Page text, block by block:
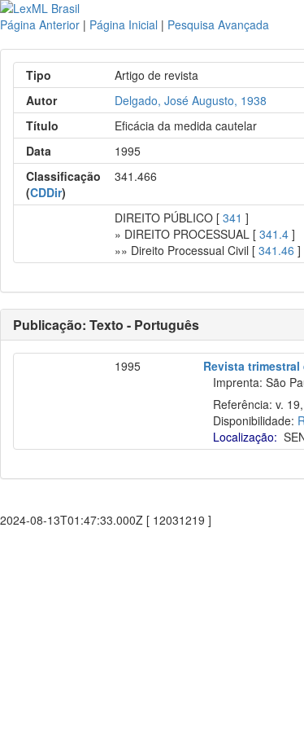
Página Anterior | Página Inicial | Pesquisa Avançada
Tipo
Artigo de revista
Autor
Delgado, José Augusto, 1938
Título
Eficácia da medida cautelar
Data
1995
Classificação
(CDDir)
341.466
DIREITO PÚBLICO [341 ]
» DIREITO PROCESSUAL [341.4 ]
»» Direito Processual Civil [341.46 ]
Publicação: Texto - Português
1995
Revista
Imprenta: São
Referência: v.
Disponibilidade:
Localização:
2024-08-13T01:47:33.000Z [ 12031219 ]